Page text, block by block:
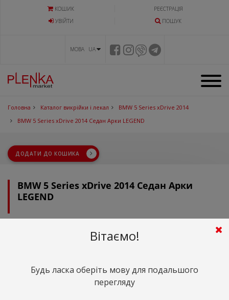
КОШИК
РЕЄСТРАЦІЯ
УВIЙТИ
ПОШУК
МОВА UA
Головна Каталог викрійки і лекал
BMW 5 Series xDrive 2014
BMW 5 Series xDrive 2014 Седан Арки LEGEND
ДОДАТИ ДО КОШИКА
BMW 5 Series xDrive 2014 Седан Арки
LEGEND
грн.
Вітаємо!
Будь ласка оберіть мову для подальшого
перегляду